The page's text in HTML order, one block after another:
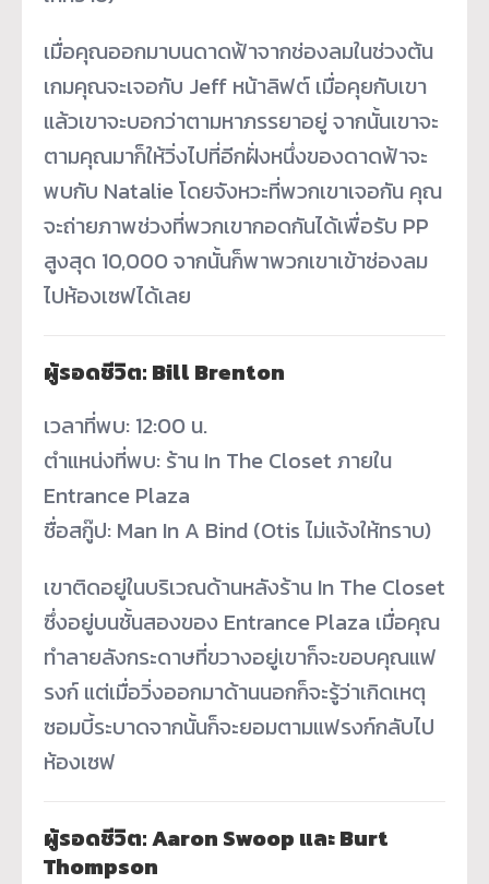
เมื่อคุณออกมาบนดาดฟ้าจากช่องลมในช่วงต้น
เกมคุณจะเจอกับ Jeff หน้าลิฟต์ เมื่อคุยกับเขา
แล้วเขาจะบอกว่าตามหาภรรยาอยู่ จากนั้นเขาจะ
ตามคุณมาก็ให้วิ่งไปที่อีกฝั่งหนึ่งของดาดฟ้าจะ
พบกับ Natalie โดยจังหวะที่พวกเขาเจอกัน คุณ
จะถ่ายภาพช่วงที่พวกเขากอดกันได้เพื่อรับ PP
สูงสุด 10,000 จากนั้นก็พาพวกเขาเข้าช่องลม
ไปห้องเซฟได้เลย
ผู้รอดชีวิต: Bill Brenton
เวลาที่พบ: 12:00 น.
ตำแหน่งที่พบ: ร้าน In The Closet ภายใน
Entrance Plaza
ชื่อสกู๊ป: Man In A Bind (Otis ไม่แจ้งให้ทราบ)
เขาติดอยู่ในบริเวณด้านหลังร้าน In The Closet
ซึ่งอยู่บนชั้นสองของ Entrance Plaza เมื่อคุณ
ทำลายลังกระดาษที่ขวางอยู่เขาก็จะขอบคุณแฟ
รงก์ แต่เมื่อวิ่งออกมาด้านนอกก็จะรู้ว่าเกิดเหตุ
ซอมบี้ระบาดจากนั้นก็จะยอมตามแฟรงก์กลับไป
ห้องเซฟ
ผู้รอดชีวิต: Aaron Swoop และ Burt
Thompson